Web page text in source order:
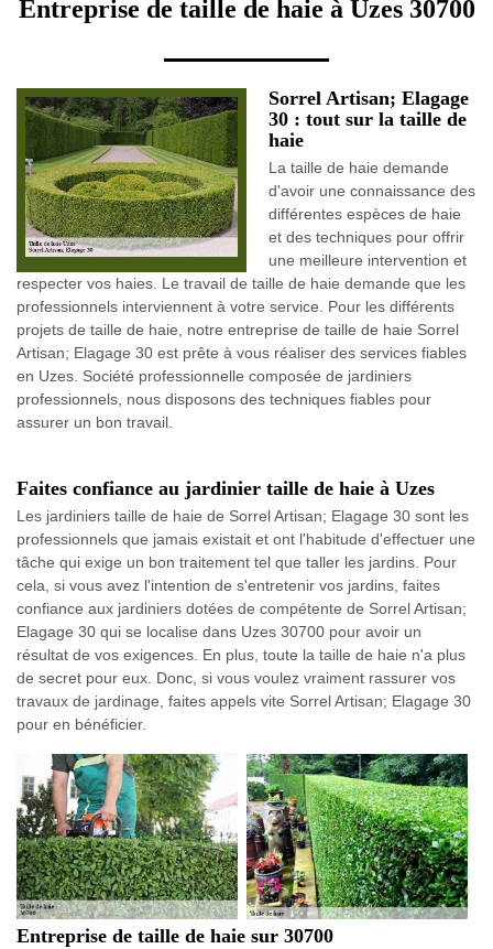
Entreprise de taille de haie à Uzes 30700
Sorrel Artisan; Elagage
30 : tout sur la taille de
haie
La taille de haie demande
d'avoir une connaissance des
différentes espèces de haie
et des techniques pour offrir
une meilleure intervention et
respecter vos haies. Le travail de taille de haie demande que les
professionnels interviennent à votre service. Pour les différents
projets de taille de haie, notre entreprise de taille de haie Sorrel
Artisan; Elagage 30 est prête à vous réaliser des services fiables
en Uzes. Société professionnelle composée de jardiniers
professionnels, nous disposons des techniques fiables pour
assurer un bon travail.
Faites confiance au jardinier taille de haie à Uzes
Les jardiniers taille de haie de Sorrel Artisan; Elagage 30 sont les
professionnels que jamais existait et ont l'habitude d'effectuer une
tâche qui exige un bon traitement tel que taller les jardins. Pour
cela, si vous avez l'intention de s'entretenir vos jardins, faites
confiance aux jardiniers dotées de compétente de Sorrel Artisan;
Elagage 30 qui se localise dans Uzes 30700 pour avoir un
résultat de vos exigences. En plus, toute la taille de haie n'a plus
de secret pour eux. Donc, si vous voulez vraiment rassurer vos
travaux de jardinage, faites appels vite Sorrel Artisan; Elagage 30
pour en bénéficier.
Entreprise de taille de haie sur 30700